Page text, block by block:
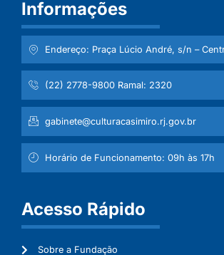
Informações
Endereço: Praça Lúcio André, s/n –
(22) 2778-9800 Ramal: 2320
gabinete@culturacasimiro.rj.gov.br
Horário de Funcionamento: 09h às 17h
Acesso Rápido
Sobre a Fundação